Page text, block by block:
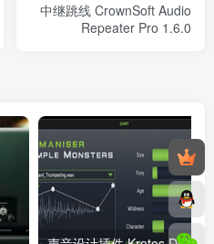
中继跳线 CrownSoft Audio
Repeater Pro 1.6.0